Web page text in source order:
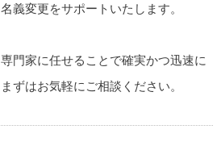
義変更をサポートいたします。
門家に任せることで確実かつ迅速に
ずはお気軽にご相談ください。